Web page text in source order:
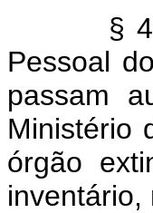
§ 4º -
Pessoal
passam
Ministério
órgão
inventário,